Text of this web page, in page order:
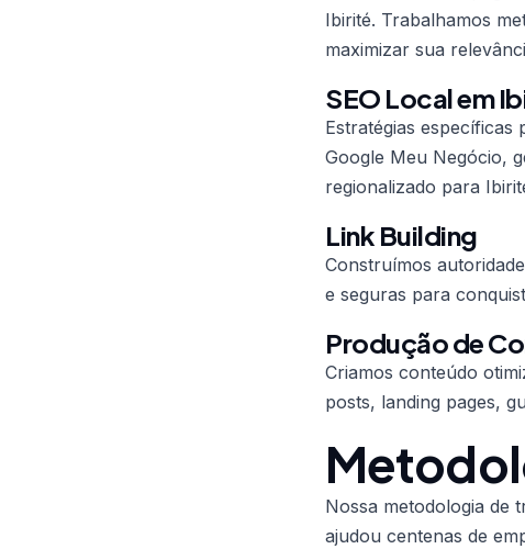
Ibirité. Trabalhamos
maximizar sua
SEO Local em
Estratégias específicas
Google Meu Negócio,
regionalizado para
Link Building
Construímos
e seguras para
Produção de
Criamos conteúdo
posts, landing pages,
Nossa metodologia de
ajudou centenas de